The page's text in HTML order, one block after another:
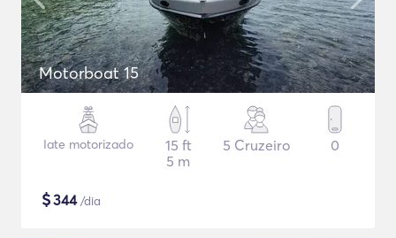
Motorboat 15
Iate motorizado
15 ft
5 m
5 Cruzeiro 0
$344/dia